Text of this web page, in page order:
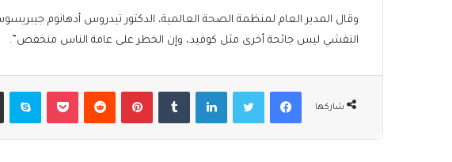
وقال المدير العام لمنظمة الصحة العالمية، الدكتور تيدروس أدهانوم
التفشي ليس جائحة أخرى مثل كوفيد، وإن الخطر على عامة الناس منخفض”.
شاركها
فيسبوكتويتر لينكدإن بينتيريست بوكيت